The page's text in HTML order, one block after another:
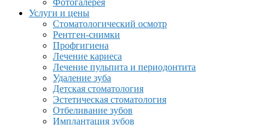
Фотогалерея
Услуги и цены
Стоматологический осмотр
Рентген-снимки
Профгигиена
Лечение кариеса
Лечение пульпита и периодонтита
Удаление зуба
Детская стоматология
Эстетическая стоматология
Отбеливание зубов
Имплантация зубов